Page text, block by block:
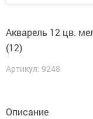
Акварель 12 цв.
(12)
Артикул: 9248
Описание